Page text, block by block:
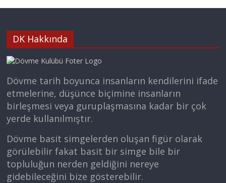
DK Hakkında
Dövme tarih boyunca insanların kendilerini ifade
etmelerine, düşünce biçimine insanların
birleşmesi veya guruplaşmasına kadar bir çok
yerde kullanılmıştır.
Dövme basit simgelerden oluşan figür olarak
görülebilir fakat basit bir simge bile bir
topluluğun nerden geldiğini nereye
gidebileceğini bize gösterebilir.